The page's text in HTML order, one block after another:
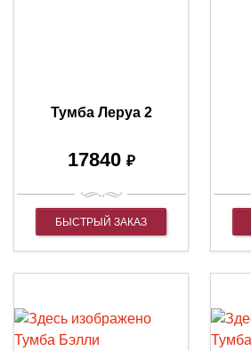
Тумба Леруа 2
17840 ₽
БЫСТРЫЙ ЗАКАЗ